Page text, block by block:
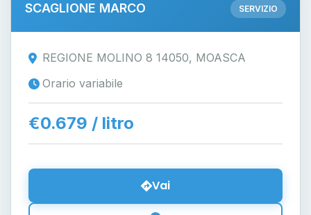
SCAGLIONE MARCO SERVIZIO
REGIONE MOLINO 8 14050, MOASCA
Orario variabile
€0.679 / litro
Vai